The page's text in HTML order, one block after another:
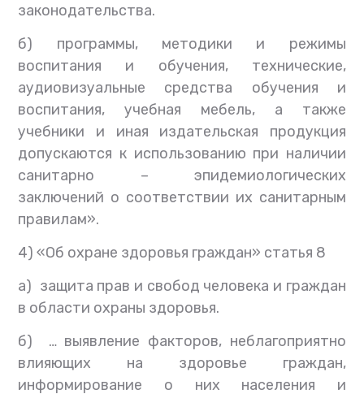
законодательства.
б) программы, методики и режимы
воспитания и обучения, технические,
аудиовизуальные средства обучения и
воспитания, учебная мебель, а также
учебники и иная издательская продукция
допускаются к использованию при наличии
санитарно – эпидемиологических
заключений о соответствии их санитарным
правилам».
4) «Об охране здоровья граждан» статья 8
а) защита прав и свобод человека и граждан
в области охраны здоровья.
б) … выявление факторов, неблагоприятно
влияющих на здоровье граждан,
информирование о них населения и